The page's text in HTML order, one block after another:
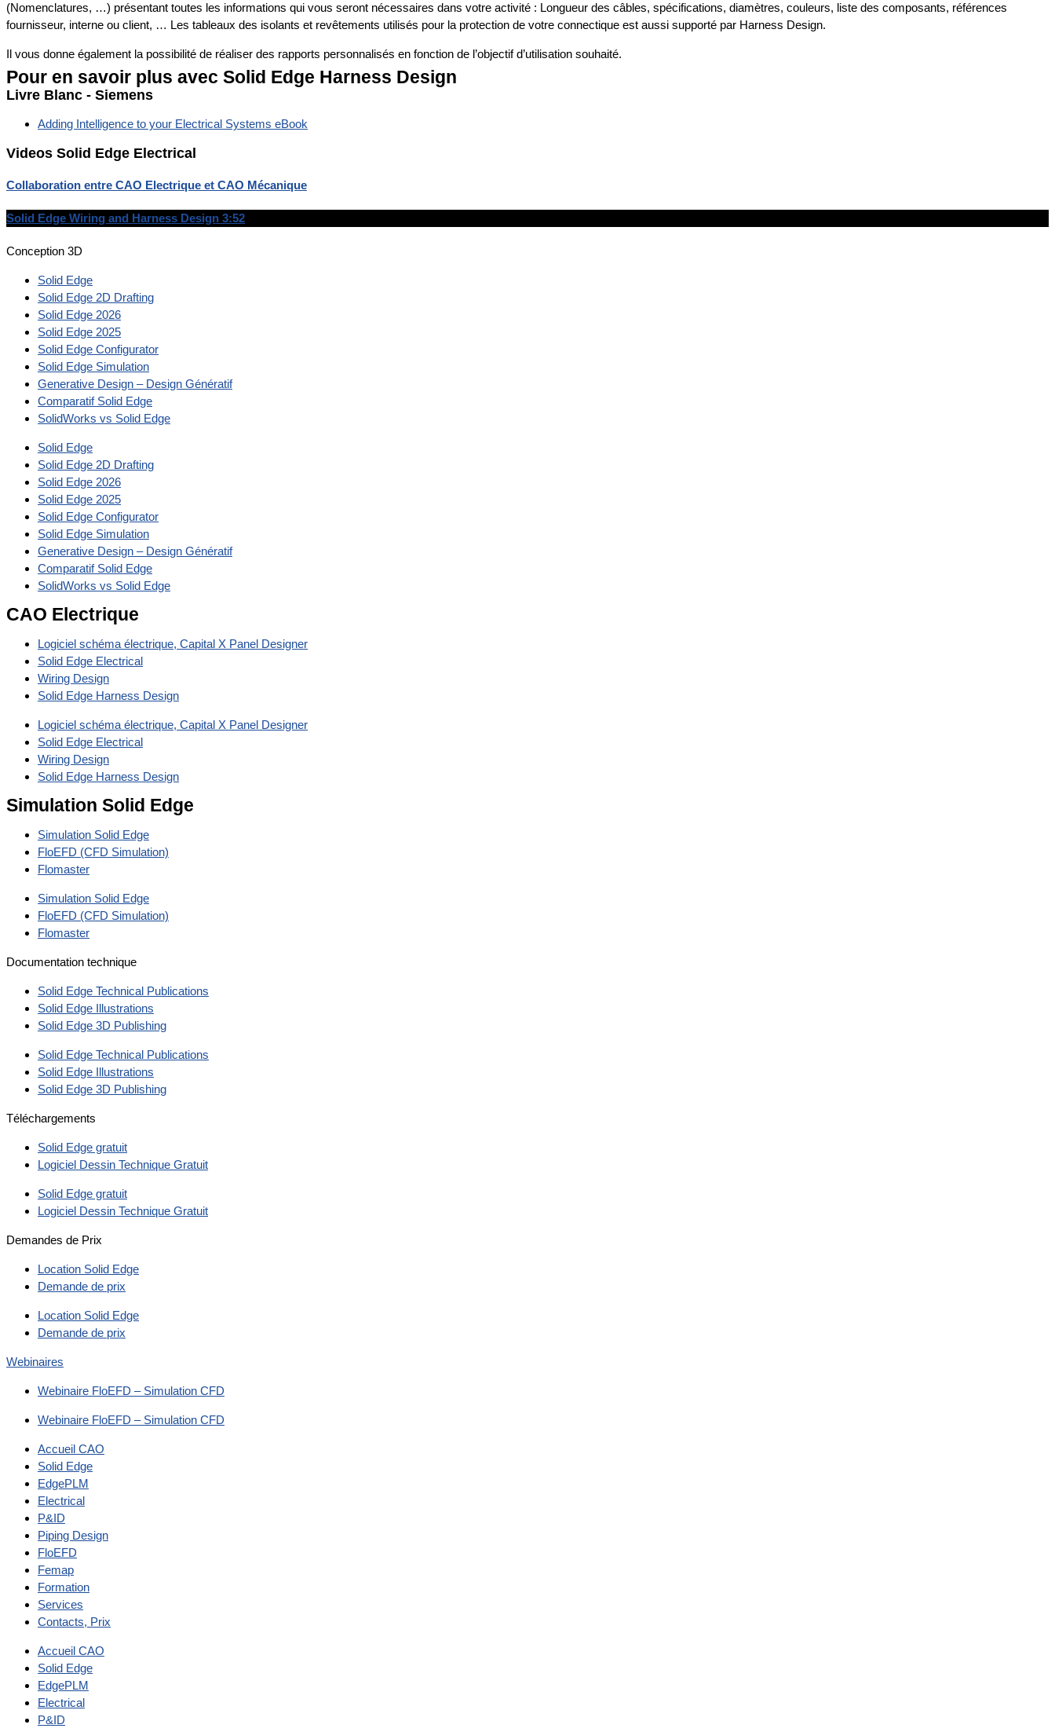
(Nomenclatures, …) présentant toutes les informations qui vous seront nécessaires dans votre activité : Longueur des câbles, spécifications, diamètres, couleurs, liste des composants, références
fournisseur, interne ou client, … Les tableaux des isolants et revêtements utilisés pour la protection de votre connectique est aussi supporté par Harness Design.
Il vous donne également la possibilité de réaliser des rapports personnalisés en fonction de l’objectif d’utilisation souhaité.
Pour en savoir plus avec Solid Edge Harness Design
Livre Blanc - Siemens
Adding Intelligence to your Electrical Systems eBook
Videos Solid Edge Electrical
Collaboration entre CAO Electrique et CAO Mécanique
Solid Edge Wiring and Harness Design 3:52
Conception 3D
Solid Edge
Solid Edge 2D Drafting
Solid Edge 2026
Solid Edge 2025
Solid Edge Configurator
Solid Edge Simulation
Generative Design – Design Génératif
Comparatif Solid Edge
SolidWorks vs Solid Edge
Solid Edge
Solid Edge 2D Drafting
Solid Edge 2026
Solid Edge 2025
Solid Edge Configurator
Solid Edge Simulation
Generative Design – Design Génératif
Comparatif Solid Edge
SolidWorks vs Solid Edge
CAO Electrique
Logiciel schéma électrique, Capital X Panel Designer
Solid Edge Electrical
Wiring Design
Solid Edge Harness Design
Logiciel schéma électrique, Capital X Panel Designer
Solid Edge Electrical
Wiring Design
Solid Edge Harness Design
Simulation Solid Edge
Simulation Solid Edge
FloEFD (CFD Simulation)
Flomaster
Simulation Solid Edge
FloEFD (CFD Simulation)
Flomaster
Documentation technique
Solid Edge Technical Publications
Solid Edge Illustrations
Solid Edge 3D Publishing
Solid Edge Technical Publications
Solid Edge Illustrations
Solid Edge 3D Publishing
Téléchargements
Solid Edge gratuit
Logiciel Dessin Technique Gratuit
Solid Edge gratuit
Logiciel Dessin Technique Gratuit
Demandes de Prix
Location Solid Edge
Demande de prix
Location Solid Edge
Demande de prix
Webinaires
Webinaire FloEFD – Simulation CFD
Webinaire FloEFD – Simulation CFD
Accueil CAO
Solid Edge
EdgePLM
Electrical
P&ID
Piping Design
FloEFD
Femap
Formation
Services
Contacts, Prix
Accueil CAO
Solid Edge
EdgePLM
Electrical
P&ID